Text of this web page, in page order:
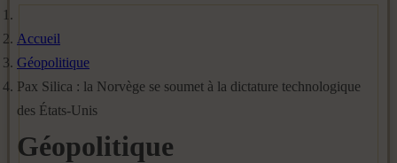
Accueil
Géopolitique
Pax Silica : la Norvège se soumet à la dictature technologique
des États-Unis
Géopolitique